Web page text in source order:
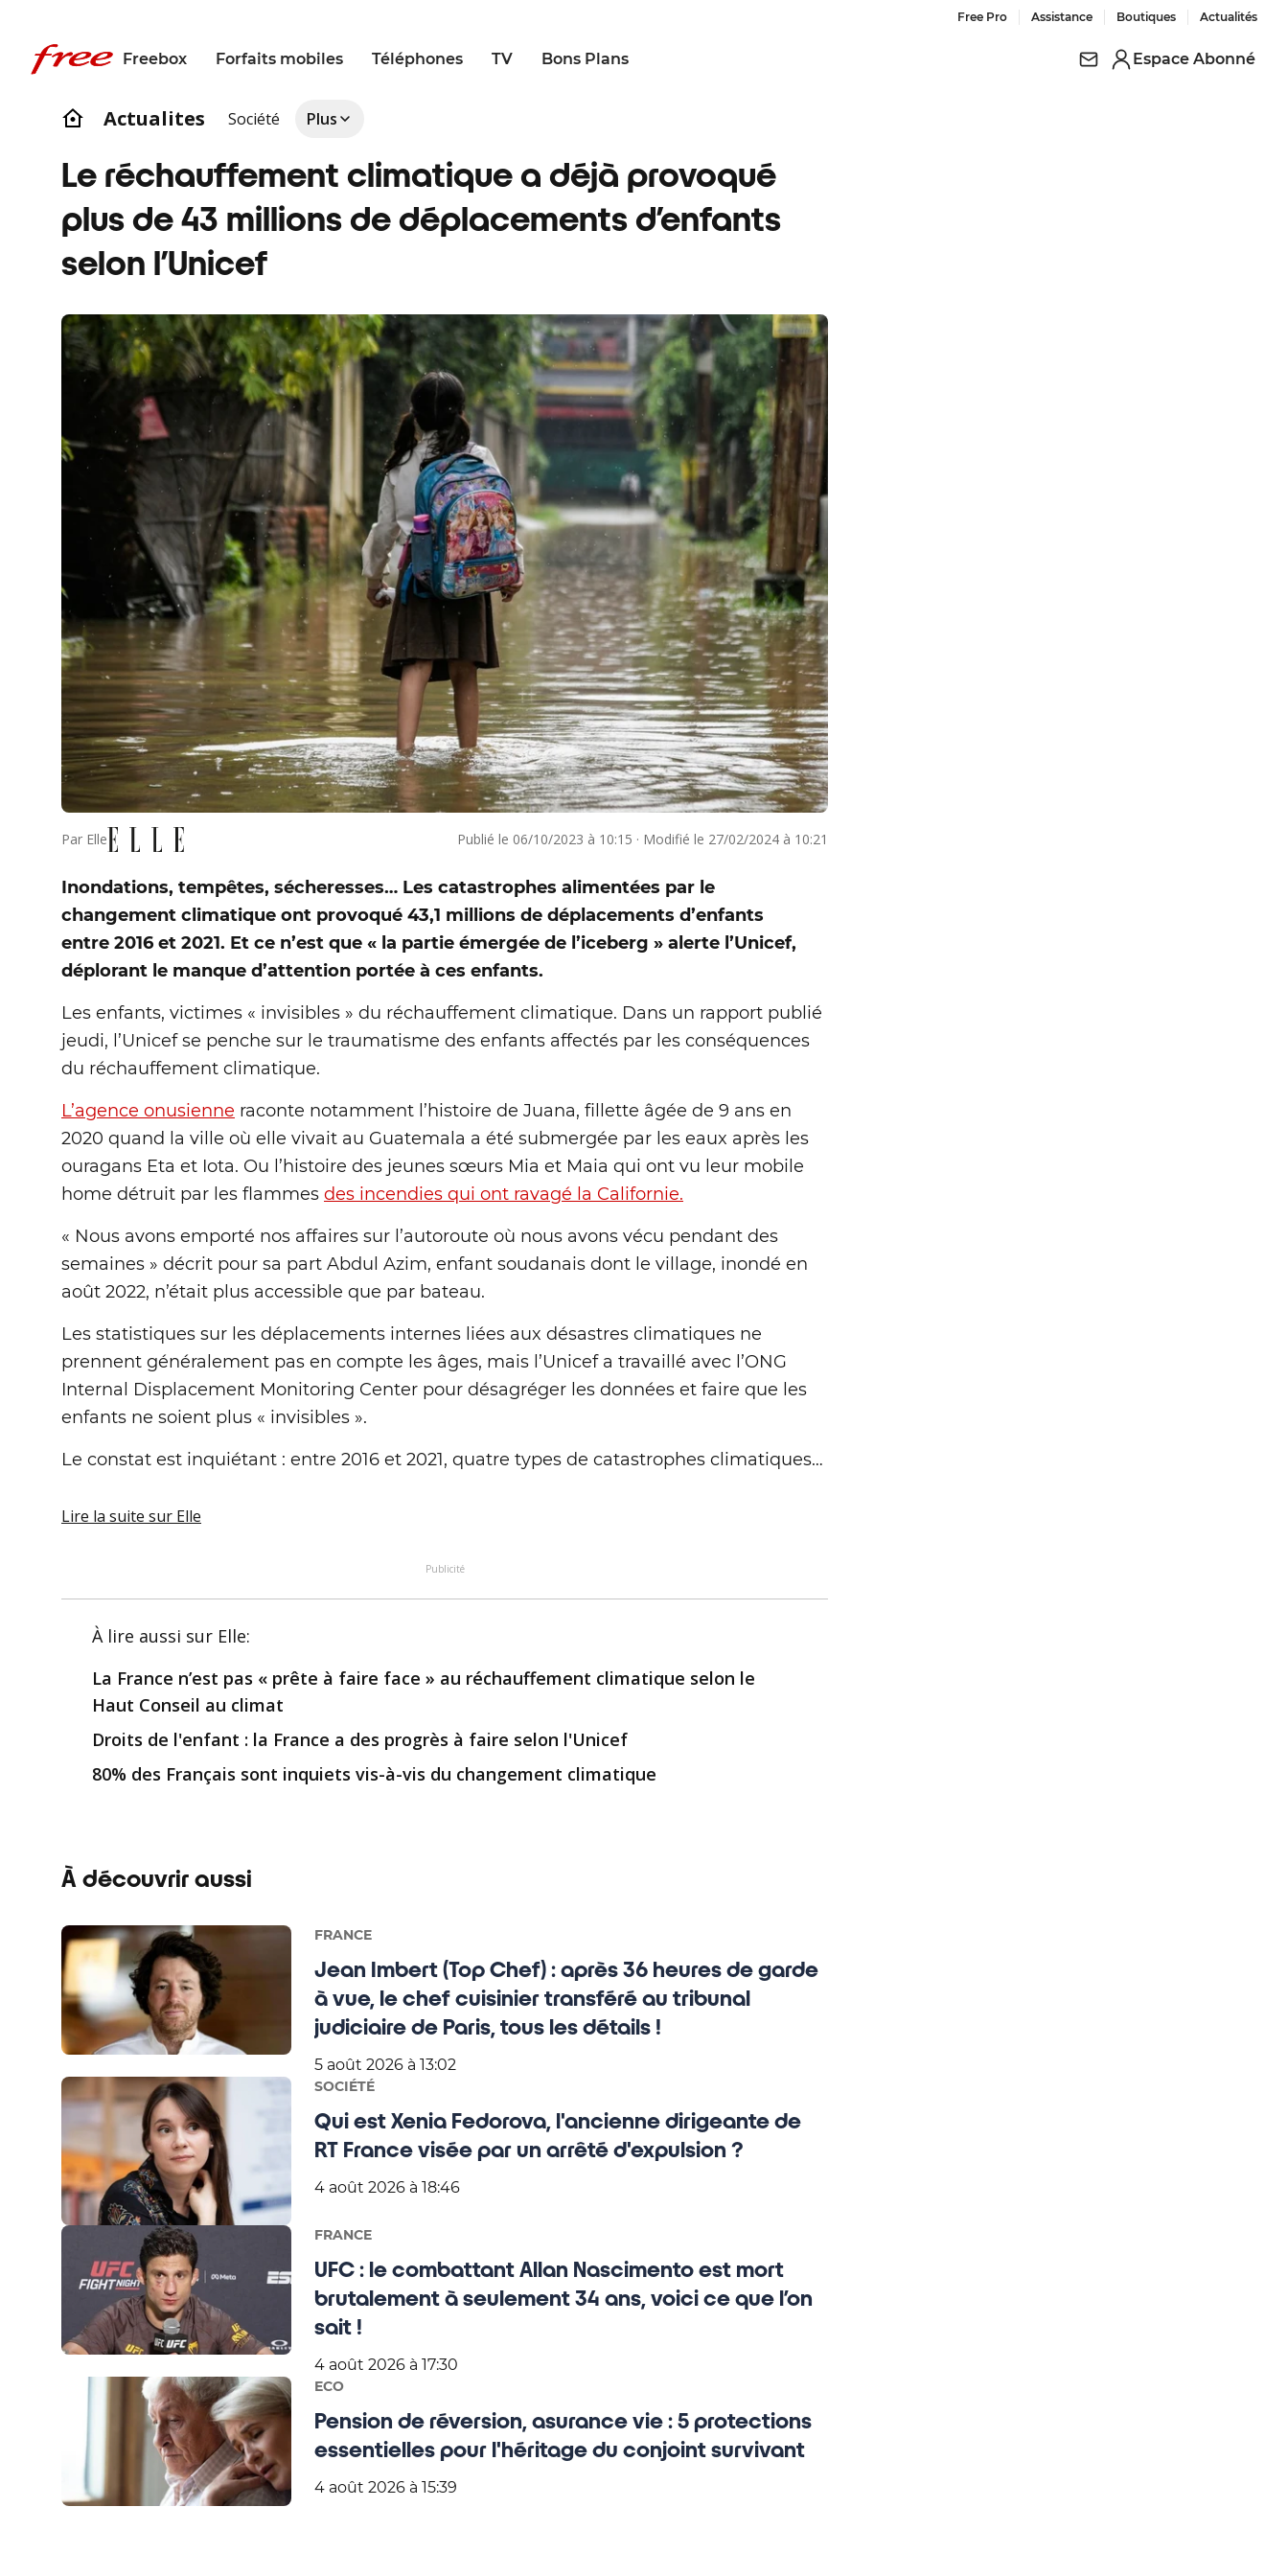
Free Pro Assistance Boutiques Actualités
Freebox Forfaits mobiles Téléphones TV Bons Plans Espace Abonné
Actualites Société Plus
Le réchauffement climatique a déjà provoqué
plus de 43 millions de déplacements d’enfants
selon l’Unicef
Par Elle Publié le 06/10/2023 à 10:15 · Modifié le 27/02/2024 à 10:21
Inondations, tempêtes, sécheresses… Les catastrophes alimentées par le
changement climatique ont provoqué 43,1 millions de déplacements d’enfants
entre 2016 et 2021. Et ce n’est que « la partie émergée de l’iceberg » alerte l’Unicef,
déplorant le manque d’attention portée à ces enfants.
Les enfants, victimes « invisibles » du réchauffement climatique. Dans un rapport publié
jeudi, l’Unicef se penche sur le traumatisme des enfants affectés par les conséquences
du réchauffement climatique.
L’agence onusienne raconte notamment l’histoire de Juana, fillette âgée de 9 ans en
2020 quand la ville où elle vivait au Guatemala a été submergée par les eaux après les
ouragans Eta et Iota. Ou l’histoire des jeunes sœurs Mia et Maia qui ont vu leur mobile
home détruit par les flammes des incendies qui ont ravagé la Californie.
« Nous avons emporté nos affaires sur l’autoroute où nous avons vécu pendant des
semaines » décrit pour sa part Abdul Azim, enfant soudanais dont le village, inondé en
août 2022, n’était plus accessible que par bateau.
Les statistiques sur les déplacements internes liées aux désastres climatiques ne
prennent généralement pas en compte les âges, mais l’Unicef a travaillé avec l’ONG
Internal Displacement Monitoring Center pour désagréger les données et faire que les
enfants ne soient plus « invisibles ».
Le constat est inquiétant : entre 2016 et 2021, quatre types de catastrophes climatiques…
Lire la suite sur Elle
Publicité
À lire aussi sur Elle:
La France n’est pas « prête à faire face » au réchauffement climatique selon le
Haut Conseil au climat
Droits de l'enfant : la France a des progrès à faire selon l'Unicef
80% des Français sont inquiets vis-à-vis du changement climatique
À découvrir aussi
FRANCE
Jean Imbert (Top Chef) : après 36 heures de garde
à vue, le chef cuisinier transféré au tribunal
judiciaire de Paris, tous les détails !
5 août 2026 à 13:02
SOCIÉTÉ
Qui est Xenia Fedorova, l'ancienne dirigeante de
RT France visée par un arrêté d'expulsion ?
4 août 2026 à 18:46
FRANCE
UFC : le combattant Allan Nascimento est mort
brutalement à seulement 34 ans, voici ce que l’on
sait !
4 août 2026 à 17:30
ECO
Pension de réversion, asurance vie : 5 protections
essentielles pour l'héritage du conjoint survivant
4 août 2026 à 15:39